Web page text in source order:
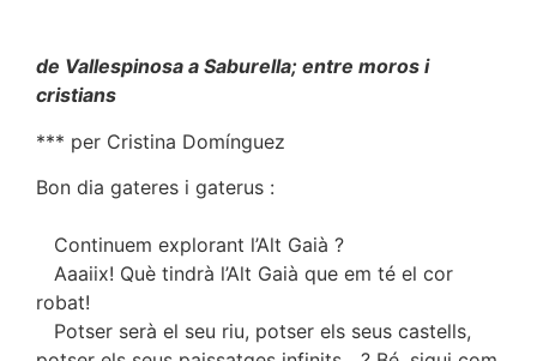
de Vallespinosa a Saburella; entre moros i
cristians
*** per Cristina Domínguez
Bon dia gateres i gaterus :
Continuem explorant l’Alt Gaià ?
Aaaiix! Què tindrà l’Alt Gaià que em té el cor
robat!
Potser serà el seu riu, potser els seus castells,